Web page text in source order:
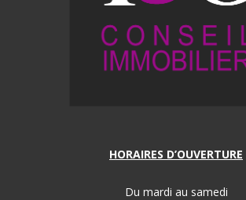
HORAIRES D’OUVERTURE
Du mardi au samedi